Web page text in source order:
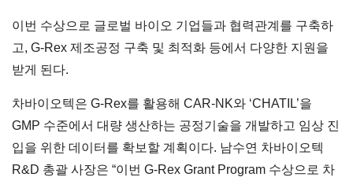
이번 수상으로 글로벌 바이오 기업들과 협력관계를 구축하
고, G-Rex 제조공정 구축 및 최적화 등에서 다양한 지원을
받게 된다.
차바이오텍은 G-Rex를 활용해 CAR-NK와 ‘CHATIL’을
GMP 수준에서 대량 생산하는 공정기술을 개발하고 임상 진
입을 위한 데이터를 확보할 계획이다. 남수연 차바이오텍
R&D 총괄 사장은 “이번 G-Rex Grant Program 수상으로 차